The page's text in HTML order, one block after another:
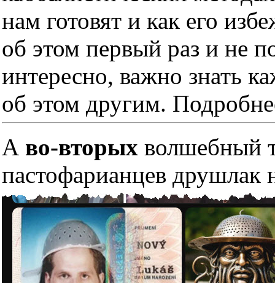
нам готовят и как его
об этом первый раз и не
интересно, важно знать
об этом другим.
А во-вторых волшебный
пастофарианцев друшлак